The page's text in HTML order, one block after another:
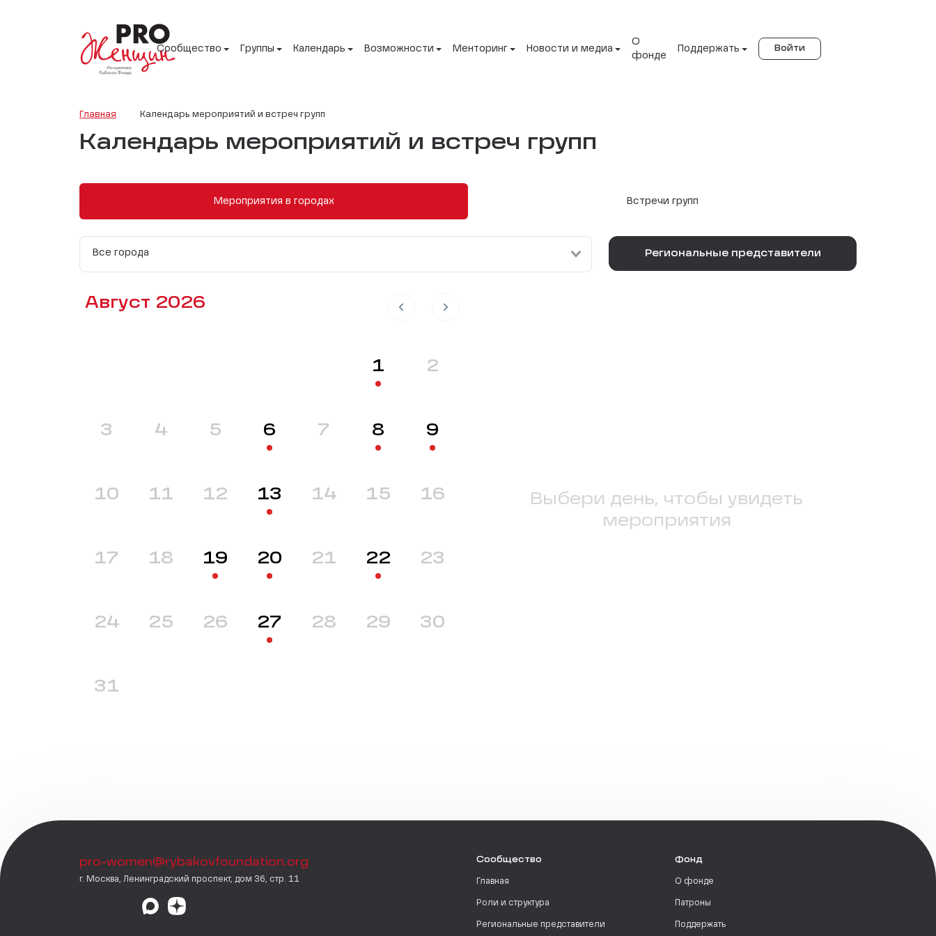
Сообщество Группы Календарь Возможности Менторинг Новости и медиа
О
фонде
Поддержать Войти
Главная Календарь мероприятий и встреч групп
Календарь мероприятий и встреч групп
Мероприятия в городах Встречи групп
Все города Региональные представители
Август 2026
1 2
3 4 5 6 7 8 9
10 11 12 13 14 15 16
17 18 19 20 21 22 23
24 25 26 27 28 29 30
31
Выбери день, чтобы увидеть
мероприятия
pro-women@rybakovfoundation.org
г. Москва, Ленинградский проспект, дом 36, стр. 11
Сообщество
Главная
Роли и структура
Региональные представители
Фонд
О фонде
Патроны
Поддержать